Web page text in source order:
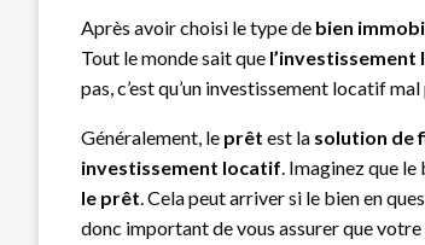
Après avoir choisi le type de bien
Tout le monde sait que l’investissement
pas, c’est qu’un investissement locatif
Généralement, le prêt est la solution de
investissement locatif. Imaginez que
le prêt. Cela peut arriver si le bien en
donc important de vous assurer que